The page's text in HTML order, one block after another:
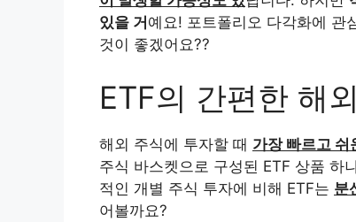
있을 거 예요! 포트폴리오 다각화에 관
것이 좋겠어요??
ETF의 간편한 해
해외 주식에 투자할 때 가장 빠르고 쉬
주식 바스켓으로 구성된 ETF 상품 하
적인 개별 주식 투자에 비해 ETF는 분
어볼까요?